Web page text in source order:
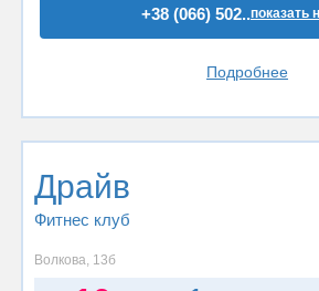
+38 (066) 502..показать
Подробнее
Драйв
Фитнес клуб
Волкова, 13б